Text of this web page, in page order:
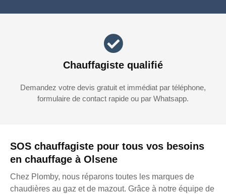
SOS chauffagiste pour tous vos besoins
en chauffage à Olsene
Chez Plomby, nous réparons toutes les marques de
chaudières au gaz et de mazout. Grâce à notre équipe de
Chauffagiste qualifié
Demandez votre devis gratuit et immédiat par téléphone,
formulaire de contact rapide ou par Whatsapp.